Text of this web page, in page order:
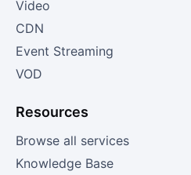
Video
CDN
Event Streaming
VOD
Resources
Browse all services
Knowledge Base